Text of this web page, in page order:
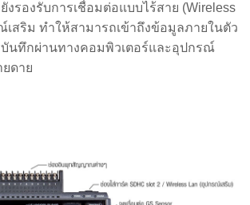
งรองรับการเชื่อมต่อแบบไร้สาย (Wireless
เสริม ทำให้สามารถเข้าถึงข้อมูลภายในตัว
นทึกผ่านทางคอมพิวเตอร์และอุปกรณ์
ยดาย